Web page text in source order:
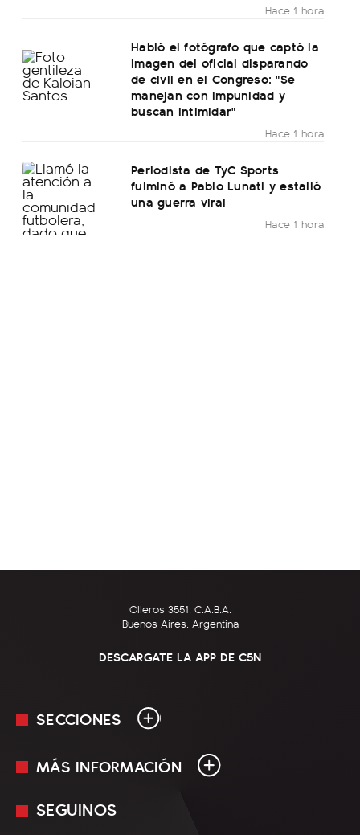
Hace 1 hora
Habló el fotógrafo que captó la
imagen del oficial disparando
de civil en el Congreso: "Se
manejan con impunidad y
buscan intimidar"
Hace 1 hora
Periodista de TyC Sports
fulminó a Pablo Lunati y estalló
una guerra viral
Hace 1 hora
Olleros 3551, C.A.B.A.
Buenos Aires, Argentina
DESCARGATE LA APP DE C5N
SECCIONES
En Vivo
MÁS INFORMACIÓN
Mediakit
SEGUINOS